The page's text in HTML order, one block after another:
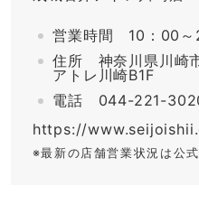
営業時間 10：00～
住所 神奈川県川崎
アトレ川崎B1F
電話 044-221-
https://
※最新の店舗営業状況は公